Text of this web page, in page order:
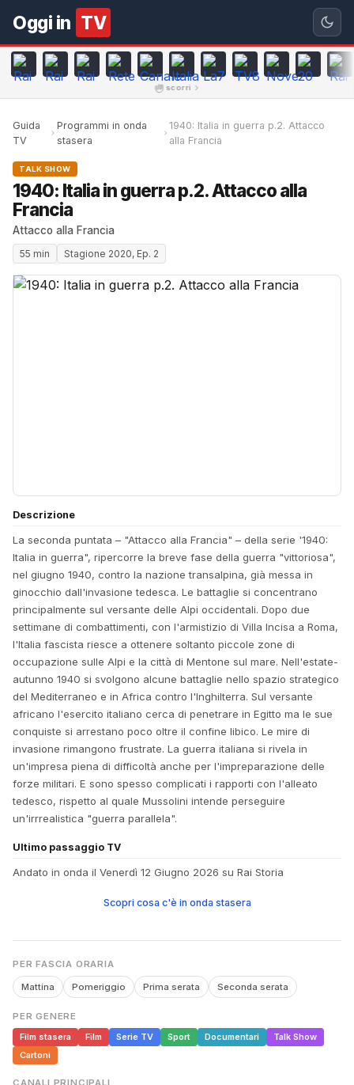
Oggi in TV
scorri
Guida
TV
Programmi in onda
stasera
1940: Italia in guerra p.2. Attacco
alla Francia
TALK SHOW
1940: Italia in guerra p.2. Attacco alla
Francia
Attacco alla Francia
55 min Stagione 2020, Ep. 2
Descrizione
La seconda puntata – "Attacco alla Francia" – della serie '1940:
Italia in guerra", ripercorre la breve fase della guerra "vittoriosa",
nel giugno 1940, contro la nazione transalpina, già messa in
ginocchio dall'invasione tedesca. Le battaglie si concentrano
principalmente sul versante delle Alpi occidentali. Dopo due
settimane di combattimenti, con l'armistizio di Villa Incisa a Roma,
l'Italia fascista riesce a ottenere soltanto piccole zone di
occupazione sulle Alpi e la città di Mentone sul mare. Nell'estate-
autunno 1940 si svolgono alcune battaglie nello spazio strategico
del Mediterraneo e in Africa contro l'Inghilterra. Sul versante
africano l'esercito italiano cerca di penetrare in Egitto ma le sue
conquiste si arrestano poco oltre il confine libico. Le mire di
invasione rimangono frustrate. La guerra italiana si rivela in
un'impresa piena di difficoltà anche per l'impreparazione delle
forze militari. E sono spesso complicati i rapporti con l'alleato
tedesco, rispetto al quale Mussolini intende perseguire
un'irrrealistica "guerra parallela".
Ultimo passaggio TV
Andato in onda il Venerdì 12 Giugno 2026 su Rai Storia
Scopri cosa c'è in onda stasera
PER FASCIA ORARIA
Mattina Pomeriggio Prima serata Seconda serata
PER GENERE
Film stasera
Film Serie TV Sport Documentari
Talk Show
Cartoni
CANALI PRINCIPALI